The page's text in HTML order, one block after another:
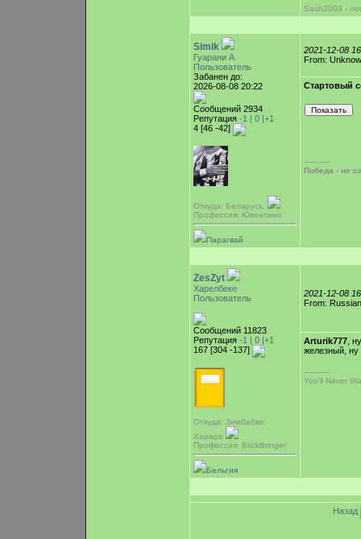
Sash2003 -
Simik
Гуарани А
Пользователь
Забанен до:
2026-08-08 20:22
Сообщений 2934
Репутация -1 | 0 |+1
4 [46 -42]
Откуда: Беларусь,
Профессия: Ювентино
Парагвай
2021-12-08
From:
Стартовый
-----------
Победа - не
ZesZyt
Харелбеке
Пользователь
Сообщений 11823
Репутация -1 | 0 |+1
167 [304 -137]
Откуда: Зимбабве,
Хараре
Профессия: BrickBringer
Бельгия
2021-12-08
From:
Arturik777 ,
железный, ну
-----------
You'll Never
Назад